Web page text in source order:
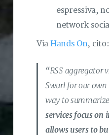
espressiva,
network
Via Hands On, cito:
“RSS aggregator
Swurl for our own
way to
services focus
allows users to